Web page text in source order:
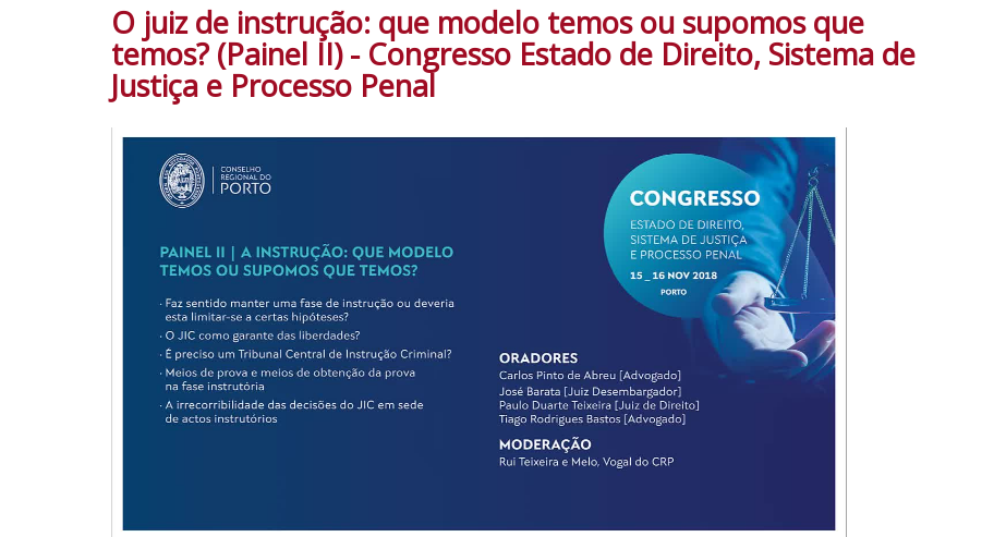
O juiz de instrução: que modelo temos ou supomos que
temos? (Painel II) - Congresso Estado de Direito, Sistema de
Justiça e Processo Penal